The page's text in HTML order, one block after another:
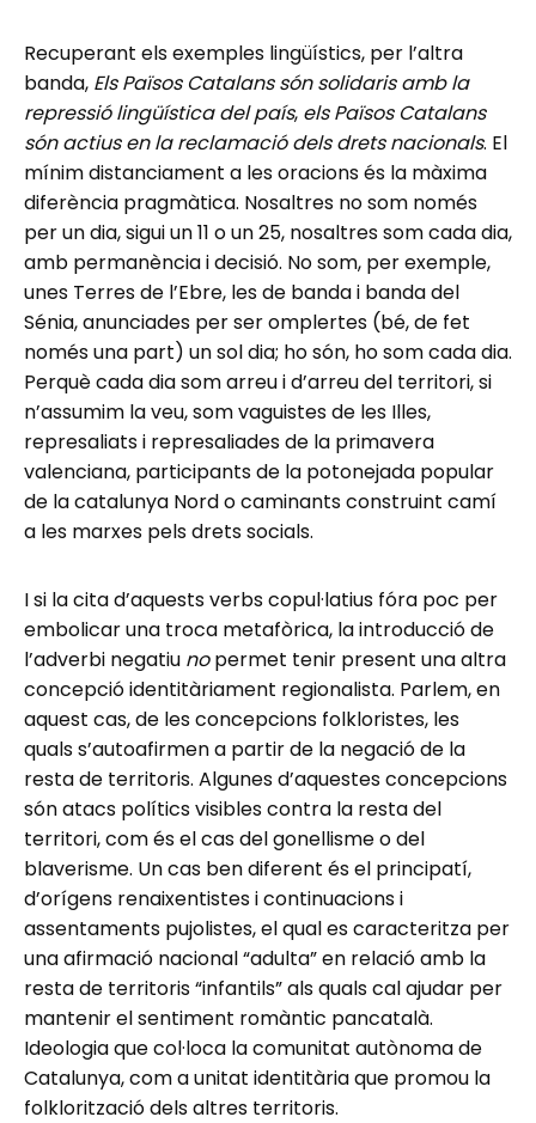
Recuperant els exemples lingüístics, per l’altra
banda, Els Països Catalans són solidaris amb la
repressió lingüística del país, els Països Catalans
són actius en la reclamació dels drets nacionals. El
mínim distanciament a les oracions és la màxima
diferència pragmàtica. Nosaltres no som només
per un dia, sigui un 11 o un 25, nosaltres som cada dia,
amb permanència i decisió. No som, per exemple,
unes Terres de l’Ebre, les de banda i banda del
Sénia, anunciades per ser omplertes (bé, de fet
només una part) un sol dia; ho són, ho som cada dia.
Perquè cada dia som arreu i d’arreu del territori, si
n’assumim la veu, som vaguistes de les Illes,
represaliats i represaliades de la primavera
valenciana, participants de la potonejada popular
de la catalunya Nord o caminants construint camí
a les marxes pels drets socials.
I si la cita d’aquests verbs copul·latius fóra poc per
embolicar una troca metafòrica, la introducció de
l’adverbi negatiu nopermet tenir present una altra
concepció identitàriament regionalista. Parlem, en
aquest cas, de les concepcions folkloristes, les
quals s’autoafirmen a partir de la negació de la
resta de territoris. Algunes d’aquestes concepcions
són atacs polítics visibles contra la resta del
territori, com és el cas del gonellisme o del
blaverisme. Un cas ben diferent és el principatí,
d’orígens renaixentistes i continuacions i
assentaments pujolistes, el qual es caracteritza per
una afirmació nacional “adulta” en relació amb la
resta de territoris “infantils” als quals cal ajudar per
mantenir el sentiment romàntic pancatalà.
Ideologia que col·loca la comunitat autònoma de
Catalunya, com a unitat identitària que promou la
folklorització dels altres territoris.